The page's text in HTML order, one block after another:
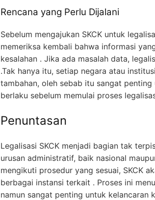
Rencana yang Perlu Dijalani
Sebelum mengajukan SKCK untuk
memeriksa kembali bahwa informasi
kesalahan . Jika ada masalah data,
.Tak hanya itu, setiap negara atau
tambahan, oleh sebab itu sangat
berlaku sebelum memulai proses
Penuntasan
Legalisasi SKCK menjadi bagian tak
urusan administratif, baik nasional
mengikuti prosedur yang sesuai, SKCK
berbagai instansi terkait . Proses ini
namun sangat penting untuk kelancaran